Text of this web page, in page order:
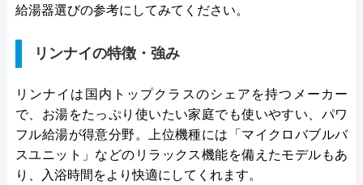
給湯器選びの参考にしてみてください。
リンナイの特徴・強み
リンナイは国内トップクラスのシェアを持つメーカー
で、お湯をたっぷり使いたい家庭でも使いやすい、パワ
フル給湯が得意分野。上位機種には「マイクロバブルバ
スユニット」などのリラックス機能を備えたモデルもあ
り、入浴時間をより快適にしてくれます。